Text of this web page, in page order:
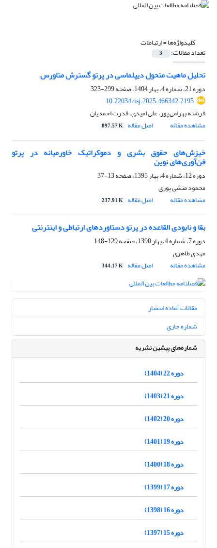
کلیدواژه‌ها =ارتباطات
تعداد مقالات: 3
تحلیل ماهیت متحول دیپلماسی در پرتو گسترش متاورس
دوره 21، شماره 4، بهار 1404، صفحه
299-323
10.22034/isj.2025.466342.2195
فرشته بهرامی پور، علی امیدی، قدرت احمدیان
مشاهده مقاله
اصل مقاله 897.57 K
خیزش‌های حقوق بشری و دموکراتیک خاورمیانه در پرتو
فن‌آوری‌های نوین
دوره 12، شماره 4، بهار 1395، صفحه
13-37
محمود منشی پوری
مشاهده مقاله
اصل مقاله 237.91 K
بقا و نابودی القاعده در پرتو دستاوردهای ارتباطی و اینترنتی
دوره 7، شماره 4، بهار 1390، صفحه
129-148
مهدی طاهری
مشاهده مقاله
اصل مقاله 344.17 K
مقالات آماده انتشار
شماره جاری
شماره‌های پیشین نشریه
دوره 22 (1404)
دوره 21 (1403)
دوره 20 (1402)
دوره 19 (1401)
دوره 18 (1400)
دوره 17 (1399)
دوره 16 (1398)
دوره 15 (1397)